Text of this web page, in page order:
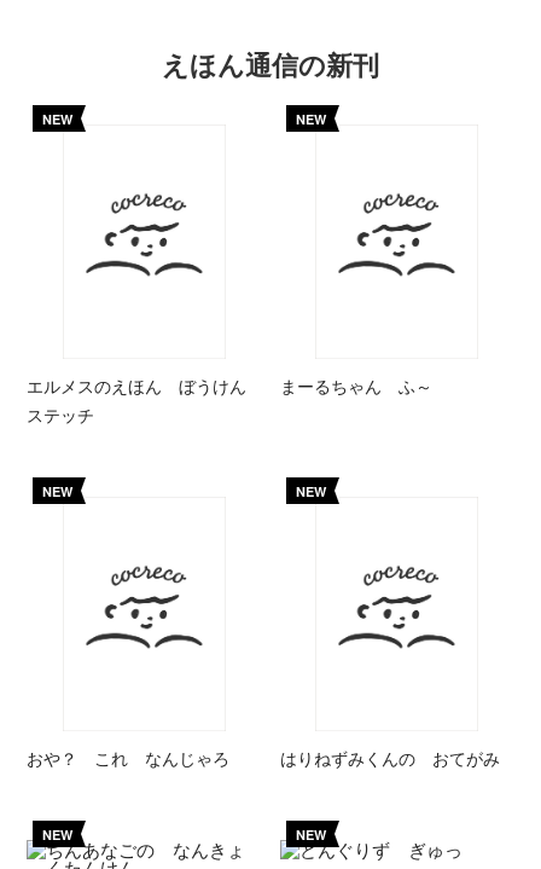
えほん通信の新刊
NEW
エルメスのえほん ぼうけん
ステッチ
NEW
まーるちゃん ふ～
NEW
おや？ これ なんじゃろ
NEW
はりねずみくんの おてがみ
NEW NEW